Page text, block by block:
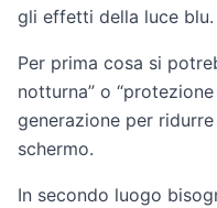
gli effetti della luce blu.
Per prima cosa si
notturna” o
generazione per
schermo.
In secondo luogo